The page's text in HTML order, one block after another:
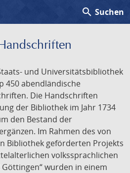
search Suchen
und Universitätsbibliothek
450 abendländische
Die Handschriften
der Bibliothek im Jahr 1734
den Bestand der
Im Rahmen des von
Bibliothek geförderten Projekts
volkssprachlichen
wurden in einem